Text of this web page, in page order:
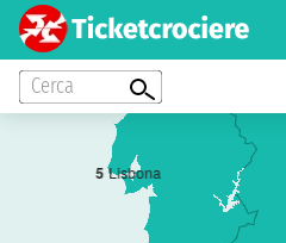
Cerca
5 Lisbona